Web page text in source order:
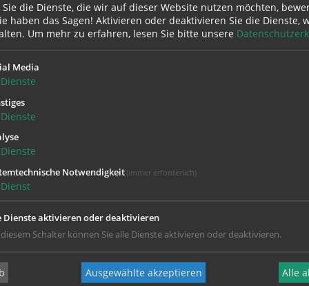
anklicken: Sendung dauert ca. 30
Strasser
www.austrotv.com/themenkarussell-
muehlheim-am-inn/
7. 6. 2026
feierten dasFronleichnamsfestam
7. 6. 9. 00 Uhr. Danke allen, die
haben. Es erzählt vom
das Jesus gestiftet hat. Wir
Sie die Dienste, die wir auf dieser Website nutzen möchten,
haben das Sagen! Aktivieren oder deaktivieren Sie die Dienste,
Um mehr zu erfahren, lesen Sie bitte unsere
Media
Dienste
Dienste
Dienste
Notwendigkeit (immer erforderlich)
Dienst
Dienste aktivieren oder deaktivieren
Schalter können Sie alle Dienste aktivieren oder deaktivieren.
Ausgewählte akzeptieren Alle